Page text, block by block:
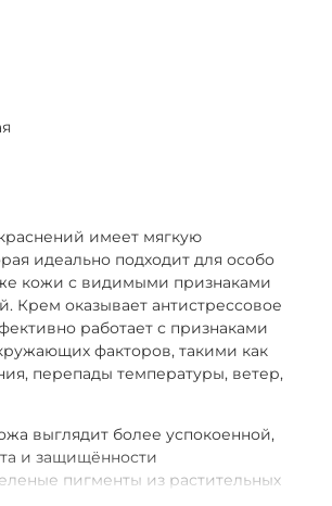
имеет мягкую
идеально подходит для особо
кожи с видимыми признаками
Крем оказывает антистрессовое
работает с признаками
факторов, такими как
перепады температуры, ветер,
выглядит более успокоенной,
и защищённости
пигменты из растительных